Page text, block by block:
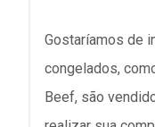
Gostaríamos de
congelados,
Beef, são